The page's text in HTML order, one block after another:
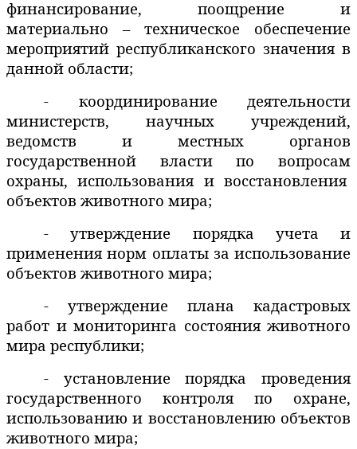
финансирование, поощрение и
материально – техническое обеспечение
мероприятий республиканского значения в
данной области;
- координирование деятельности
министерств, научных учреждений,
ведомств и местных органов
государственной власти по вопросам
охраны, использования и восстановления
объектов животного мира;
- утверждение порядка учета и
применения норм оплаты за использование
объектов животного мира;
- утверждение плана кадастровых
работ и мониторинга состояния животного
мира республики;
- установление порядка проведения
государственного контроля по охране,
использованию и восстановлению объектов
животного мира;